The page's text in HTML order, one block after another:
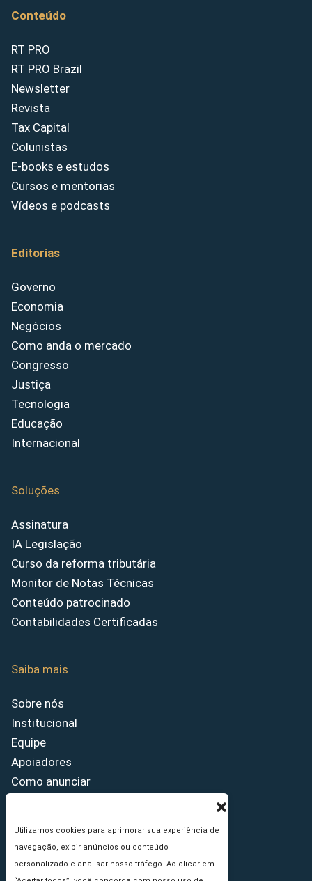
Utilizamos cookies para aprimorar sua experiência de
navegação, exibir anúncios ou conteúdo
personalizado e analisar nosso tráfego. Ao clicar em
Conteúdo
RT PRO
RT PRO Brazil
Newsletter
Revista
Tax Capital
Colunistas
E-books e estudos
Cursos e mentorias
Vídeos e podcasts
Editorias
Governo
Economia
Negócios
Como anda o mercado
Congresso
Justiça
Tecnologia
Educação
Internacional
Soluções
Assinatura
IA Legislação
Curso da reforma tributária
Monitor de Notas Técnicas
Conteúdo patrocinado
Contabilidades Certificadas
Saiba mais
Sobre nós
Institucional
Equipe
Apoiadores
Como anunciar
Princípios Editoriais